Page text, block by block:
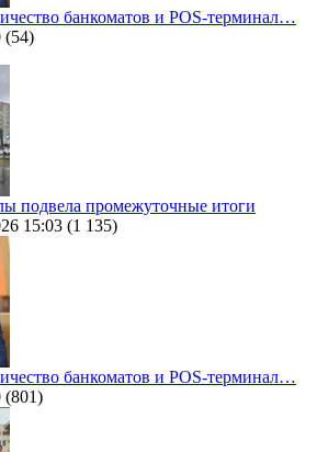
банкоматов и POS-терминал…
(54)
подвела промежуточные итоги
15:03 (1 135)
банкоматов и POS-терминал…
(801)